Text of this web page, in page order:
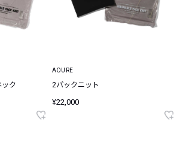
ク
AOURE
2パックニット
¥22,000